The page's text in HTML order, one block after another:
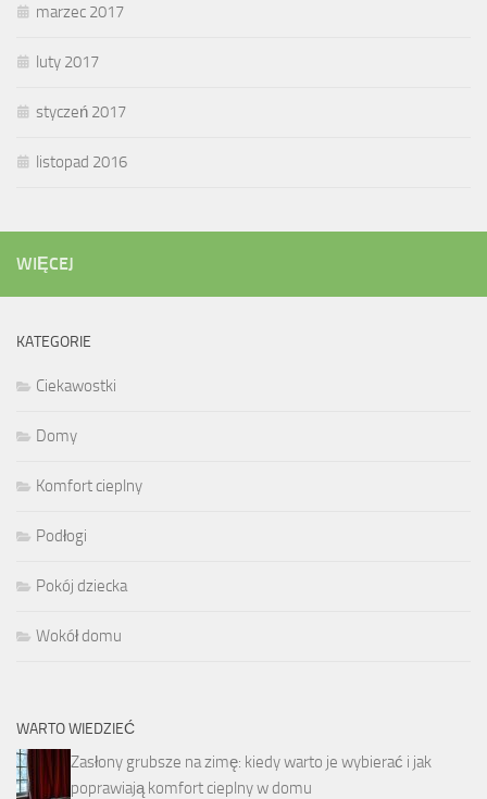
marzec 2017
luty 2017
styczeń 2017
listopad 2016
WIĘCEJ
KATEGORIE
Ciekawostki
Domy
Komfort cieplny
Podłogi
Pokój dziecka
Wokół domu
WARTO WIEDZIEĆ
Zasłony grubsze na zimę: kiedy warto je wybierać i jak
poprawiają komfort cieplny w domu